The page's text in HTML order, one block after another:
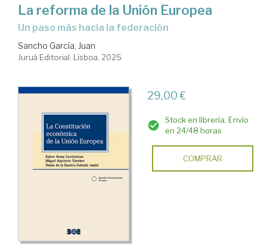
La reforma de la Unión Europea
Un paso más hacia la federación
Sancho García, Juan
Juruá Editorial. Lisboa, 2025
29,00 €
Stock en librería. Envío
en 24/48 horas
COMPRAR